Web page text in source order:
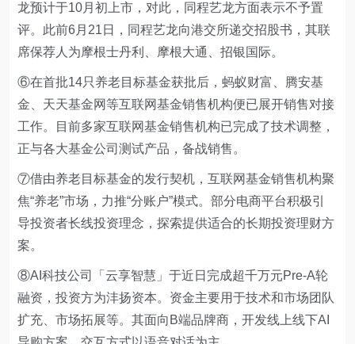
龙预计于10月初上市，对此，同程艺龙方面表示不予置
评。此前6月21日，同程艺龙向港交所递交招股书，其联
席保荐人为摩根士丹利、摩根大通、招银国际。
⑥在首批14只养老目标基金获批后，蚂蚁财富、腾安基
金、天天基金网等互联网基金销售机构便已展开销售对接
工作。目前多家互联网基金销售机构已完成了技术调整，
正与各大基金公司测试产品，备战销售。
⑦借由养老目标基金的发行契机，互联网基金销售机构聚
焦“养老”市场，力推“分账户”模式。部分电商平台积极引
导投资者长线投资理念，探索提供适合的长期投资理财方
案。
⑧AI科技公司「云享智慧」于近日完成超千万元Pre-A轮
融资，投资方为沣扬资本。资金主要用于技术和市场团队
扩充、市场拓展等。其面向B端品牌商，开发线上线下AI